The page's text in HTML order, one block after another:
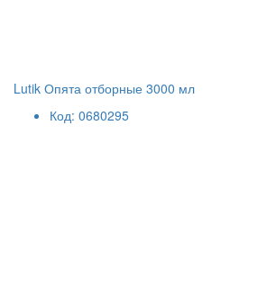
Lutik Опята отборные 3000 мл
Код: 0680295